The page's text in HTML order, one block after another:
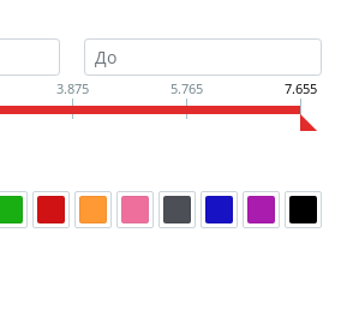
3.875 5.765 7.655